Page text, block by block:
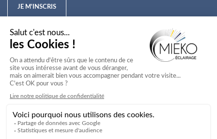
JE M'INSCRIS
Nos offres
Nos services
Nos secteurs d'activité
Service client